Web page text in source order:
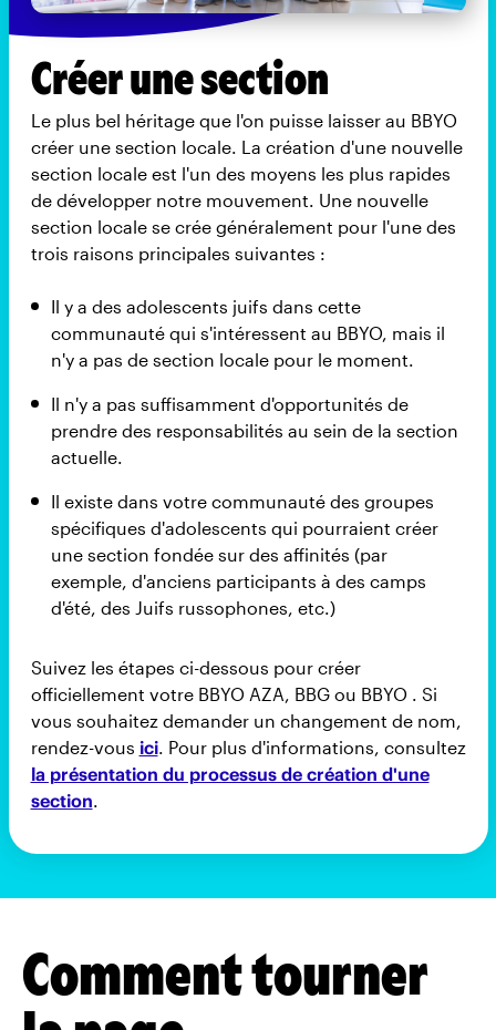
Créer une section
Le plus bel héritage que l'on puisse laisser au BBYO
créer une section locale. La création d'une nouvelle
section locale est l'un des moyens les plus rapides
de développer notre mouvement. Une nouvelle
section locale se crée généralement pour l'une des
trois raisons principales suivantes :
Il y a des adolescents juifs dans cette
communauté qui s'intéressent au BBYO, mais il
n'y a pas de section locale pour le moment.
Il n'y a pas suffisamment d'opportunités de
prendre des responsabilités au sein de la section
actuelle.
Il existe dans votre communauté des groupes
spécifiques d'adolescents qui pourraient créer
une section fondée sur des affinités (par
exemple, d'anciens participants à des camps
d'été, des Juifs russophones, etc.)
Suivez les étapes ci-dessous pour créer
officiellement votre BBYO AZA, BBG ou BBYO . Si
vous souhaitez demander un changement de nom,
rendez-vous ici. Pour plus d'informations, consultez
la présentation du processus de création d'une
section.
Comment tourner